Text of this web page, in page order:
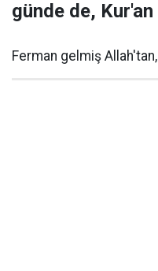
günde de,
Ferman gelmiş